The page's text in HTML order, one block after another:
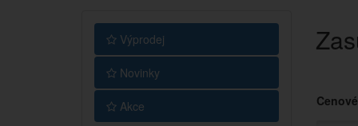
Výprodej
Novinky
Akce